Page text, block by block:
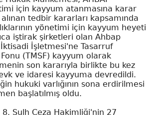
için kayyum atanmasına karar
tedbir kararları kapsamında
yönetimi için kayyum heyeti
iştirak şirketleri olan Ahbap
İşletmesi'ne Tasarruf
(TMSF) kayyum olarak
son kararıyla birlikte bu kez
ve idaresi kayyuma devredildi.
hukuki varlığının sona erdirilmesi
başlatılmış oldu.
Sulh Ceza Hakimliği'nin 27